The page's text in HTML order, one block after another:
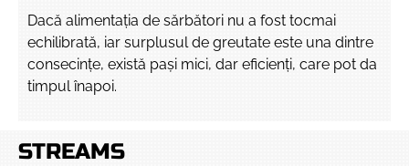
Dacă alimentația de sărbători nu a fost tocmai
echilibrată, iar surplusul de greutate este una dintre
consecințe, există pași mici, dar eficienți, care pot da
timpul înapoi.
STREAMS